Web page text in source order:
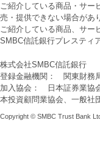
ご紹介している商品・サー
売・提供できない場合があ
ご紹介している商品、サー
SMBC信託銀行プレスティ
株式会社SMBC信託銀行
登録金融機関： 関東財務
加入協会： 日本証券業協
本投資顧問業協会、一般社
Copyright © SMBC Trust Bank